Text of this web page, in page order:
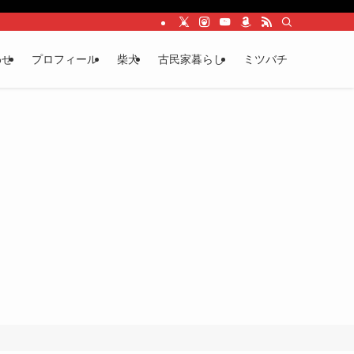
プロフィール 柴犬 古民家暮らし ミツバチ